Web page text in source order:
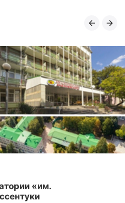
Московская обл
руб.
«им.